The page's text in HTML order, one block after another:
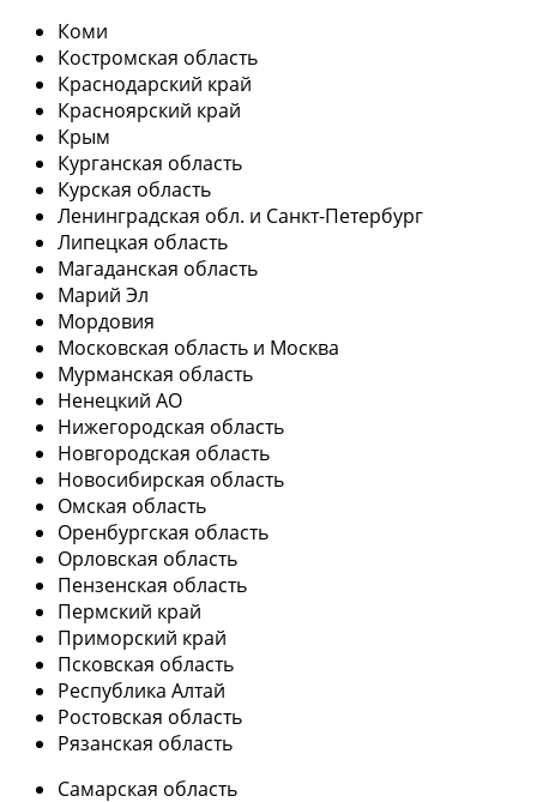
Коми
Костромская область
Краснодарский край
Красноярский край
Крым
Курганская область
Курская область
Ленинградская обл. и Санкт-Петербург
Липецкая область
Магаданская область
Марий Эл
Мордовия
Московская область и Москва
Мурманская область
Ненецкий АО
Нижегородская область
Новгородская область
Новосибирская область
Омская область
Оренбургская область
Орловская область
Пензенская область
Пермский край
Приморский край
Псковская область
Республика Алтай
Ростовская область
Рязанская область
Самарская область